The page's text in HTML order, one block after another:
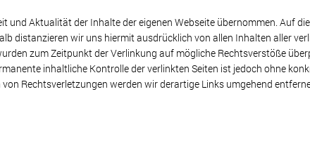
und Aktualität der Inhalte der eigenen Webseite übernommen. Auf
distanzieren wir uns hiermit ausdrücklich von allen Inhalten aller
zum Zeitpunkt der Verlinkung auf mögliche Rechtsverstöße
inhaltliche Kontrolle der verlinkten Seiten ist jedoch ohne
Rechtsverletzungen werden wir derartige Links umgehend